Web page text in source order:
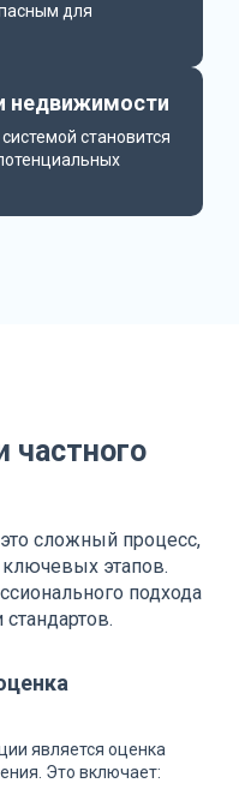
для
недвижимости
становится
частного
сложный процесс,
этапов.
подхода
является оценка
Это включает: